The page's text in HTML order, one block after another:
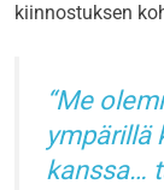
kiinnostuksen
Me
ympärillä
kanssa…